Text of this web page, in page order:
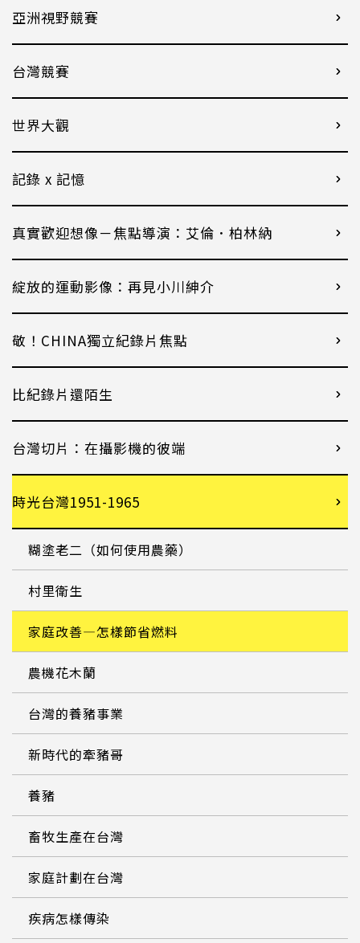
亞洲視野競賽
台灣競賽
世界大觀
記錄 x 記憶
真實歡迎想像－焦點導演：艾倫．柏林納
綻放的運動影像：再見小川紳介
敬！CHINA獨立紀錄片焦點
比紀錄片還陌生
台灣切片：在攝影機的彼端
時光台灣1951-1965
糊塗老二（如何使用農藥）
村里衛生
家庭改善—怎樣節省燃料
農機花木蘭
台灣的養豬事業
新時代的牽豬哥
養豬
畜牧生產在台灣
家庭計劃在台灣
疾病怎樣傳染